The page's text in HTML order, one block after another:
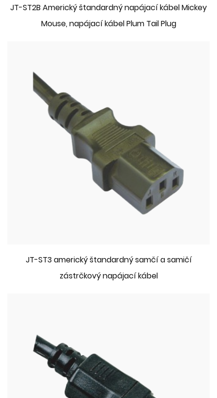
JT-ST2B Americký štandardný napájací kábel Mickey
Mouse, napájací kábel Plum Tail Plug
JT-ST3 americký štandardný samčí a samičí
zástrčkový napájací kábel